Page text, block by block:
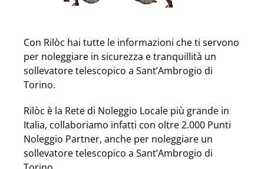
Con Rilòc hai tutte le informazioni che ti servono
per noleggiare in sicurezza e tranquillità un
sollevatore telescopico a Sant’Ambrogio di
Torino.
Rilòc è la Rete di Noleggio Locale più grande in
Italia, collaboriamo infatti con oltre 2.000 Punti
Noleggio Partner, anche per noleggiare un
sollevatore telescopico a Sant’Ambrogio di